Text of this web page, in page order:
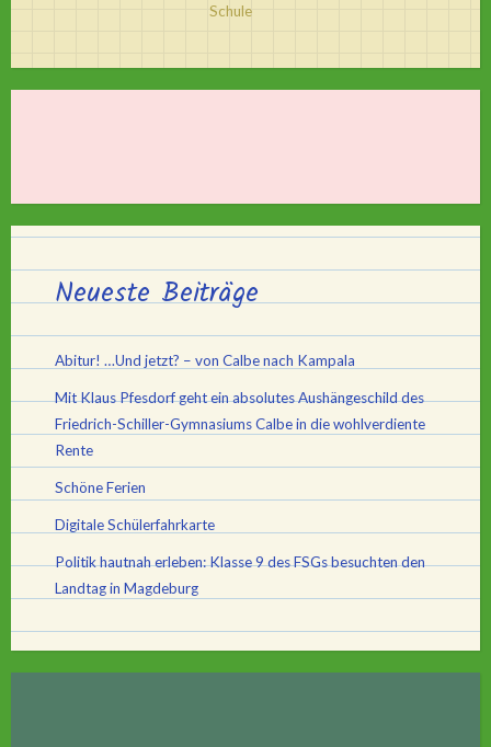
Schule
Neueste Beiträge
Abitur! …Und jetzt? – von Calbe nach Kampala
Mit Klaus Pfesdorf geht ein absolutes Aushängeschild des
Friedrich-Schiller-Gymnasiums Calbe in die wohlverdiente
Rente
Schöne Ferien
Digitale Schülerfahrkarte
Politik hautnah erleben: Klasse 9 des FSGs besuchten den
Landtag in Magdeburg